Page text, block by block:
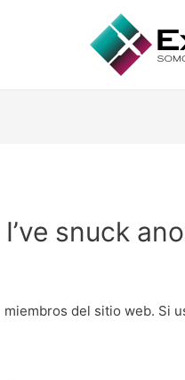
snuck
del sitio web. Si